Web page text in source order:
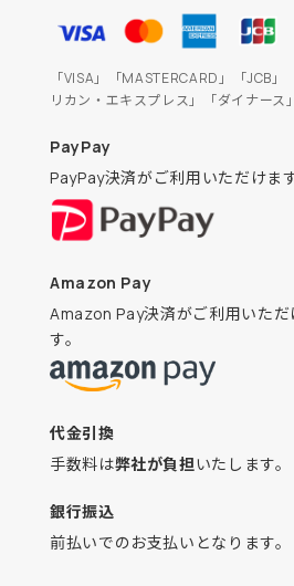
「VISA」「MASTERCARD」「JCB」
リカン・エキスプレス」「ダイナース」
PayPay
PayPay決済がご利用いただけます
Amazon Pay
Amazon Pay決済がご利用いただ
す。
代金引換
手数料は弊社が負担いたします。
銀行振込
前払いでのお支払いとなります。